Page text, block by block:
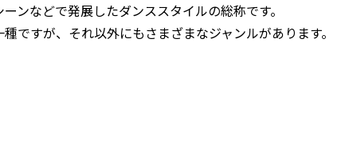
ンなどで発展したダンススタイルの総称です。
ですが、それ以外にもさまざまなジャンルがあります。